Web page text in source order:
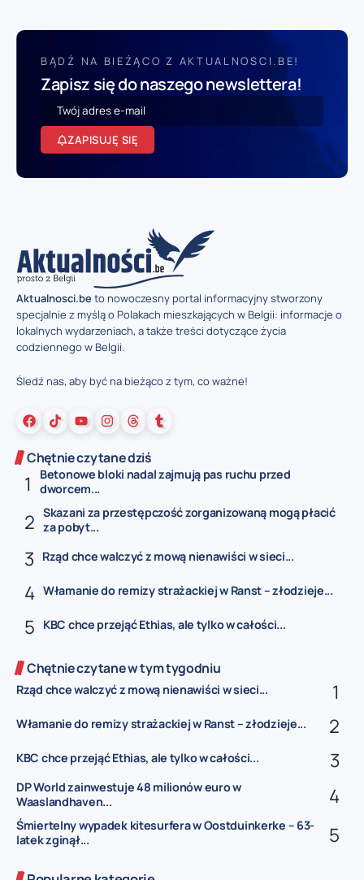
BĄDŹ NA BIEŻĄCO Z AKTUALNOSCI.BE!
Zapisz się do naszego newslettera!
ZAPISUJĘ SIĘ
Aktualnosci.beto nowoczesny portal informacyjny stworzony
specjalnie z myślą o Polakach mieszkających w Belgii: informacje o
lokalnych wydarzeniach, a także treści dotyczące życia
codziennego w Belgii.
Śledź nas, aby być na bieżąco z tym, co ważne!
Chętnie czytane dziś
Betonowe bloki nadal zajmują pas ruchu przed
dworcem...
Skazani za przestępczość zorganizowaną mogą płacić
za pobyt...
Rząd chce walczyć z mową nienawiści w sieci...
Włamanie do remizy strażackiej w Ranst – złodzieje...
KBC chce przejąć Ethias, ale tylko w całości...
Chętnie czytane w tym tygodniu
Rząd chce walczyć z mową nienawiści w sieci...
Włamanie do remizy strażackiej w Ranst – złodzieje...
KBC chce przejąć Ethias, ale tylko w całości...
DP World zainwestuje 48 milionów euro w
Waaslandhaven...
Śmiertelny wypadek kitesurfera w Oostduinkerke – 63-
latek zginął...